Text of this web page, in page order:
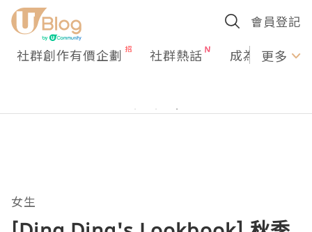
會員登記
社群創作有價企劃 社群熱話 成為U更多
女生